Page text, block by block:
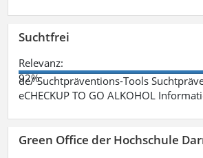
Suchtfrei
Relevanz:
92%
de/ Suchtpräventions-Tools
eCHECKUP TO GO ALKOHOL
Green Office der Hochschule